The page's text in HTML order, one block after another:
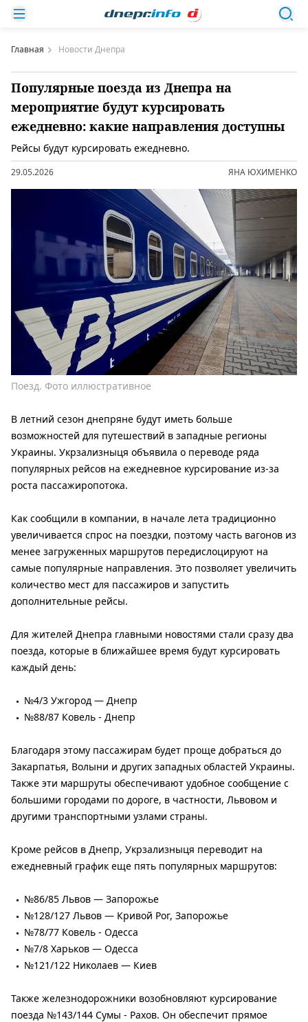
Главная Новости Днепра
Популярные поезда из Днепра на
мероприятие будут курсировать
ежедневно: какие направления доступны
Рейсы будут курсировать ежедневно.
29.05.2026 ЯНА ЮХИМЕНКО
Поезд. Фото иллюстративное
В летний сезон днепряне будут иметь больше
возможностей для путешествий в западные регионы
Украины. Укрзализныця объявила о переводе ряда
популярных рейсов на ежедневное курсирование из-за
роста пассажиропотока.
Как сообщили в компании, в начале лета традиционно
увеличивается спрос на поездки, поэтому часть вагонов из
менее загруженных маршрутов передислоцируют на
самые популярные направления. Это позволяет увеличить
количество мест для пассажиров и запустить
дополнительные рейсы.
Для жителей Днепра главными новостями стали сразу два
поезда, которые в ближайшее время будут курсировать
каждый день:
№4/3 Ужгород — Днепр
№88/87 Ковель - Днепр
Благодаря этому пассажирам будет проще добраться до
Закарпатья, Волыни и других западных областей Украины.
Также эти маршруты обеспечивают удобное сообщение с
большими городами по дороге, в частности, Львовом и
другими транспортными узлами страны.
Кроме рейсов в Днепр, Укрзализныця переводит на
ежедневный график еще пять популярных маршрутов:
№86/85 Львов — Запорожье
№128/127 Львов — Кривой Рог, Запорожье
№78/77 Ковель - Одесса
№7/8 Харьков — Одесса
№121/122 Николаев — Киев
Также железнодорожники возобновляют курсирование
поезда №143/144 Сумы - Рахов. Он обеспечит прямое